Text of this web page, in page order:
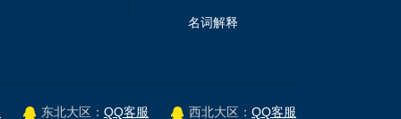
名词解释
东北大区： QQ客服 西北大区： QQ客服